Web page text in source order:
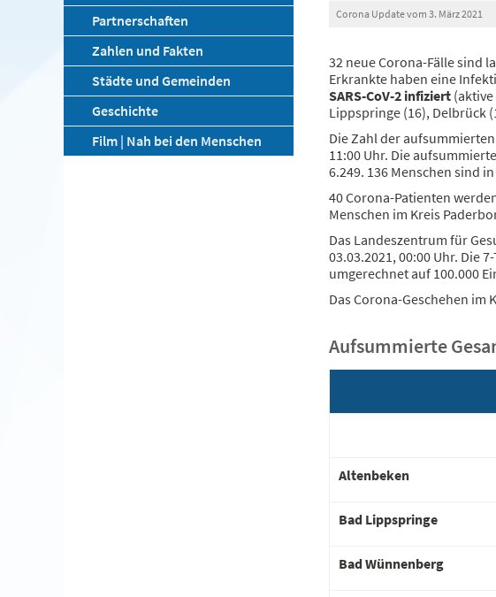
Partnerschaften
Zahlen und Fakten
Städte und Gemeinden
Geschichte
Film | Nah bei den Menschen
Corona Update vom 3. März 2021
32 neue Corona-Fälle sind
Erkrankte haben eine
SARS-CoV-2 infiziert
Lippspringe (16), Delbrück
Die Zahl der
11:00 Uhr. Die
6.249. 136 Menschen sind
40 Corona-Patienten
Menschen im Kreis
Das Landeszentrum für
03.03.2021, 00:00 Uhr. Die
umgerechnet auf 100.000
Das Corona-Geschehen im
Aufsummierte
Altenbeken
Bad Lippspringe
Bad Wünnenberg